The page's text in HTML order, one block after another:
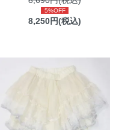
5%OFF
8,250円(税込)